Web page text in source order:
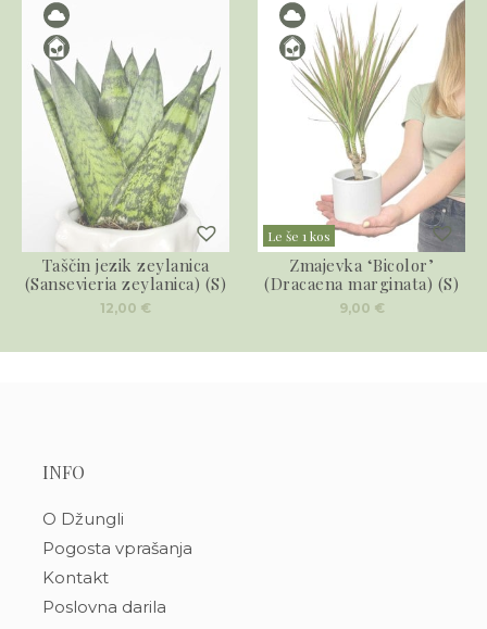
Taščin jezik zeylanica
(Sansevieria zeylanica) (S)
12,00 €
Le še 1 kos
Zmajevka ‘Bicolor’
(Dracaena marginata) (S)
9,00 €
INFO
O Džungli
Pogosta vprašanja
Kontakt
Poslovna darila